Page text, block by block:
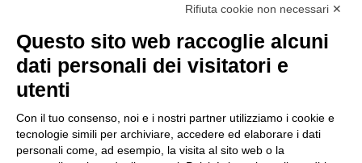
Rifiuta cookie non necessari ✕
Questo sito web raccoglie alcuni
dati personali dei visitatori e
utenti
Con il tuo consenso, noi e i nostri partner utilizziamo i cookie e
tecnologie simili per archiviare, accedere ed elaborare i dati
personali come, ad esempio, la visita al sito web o la